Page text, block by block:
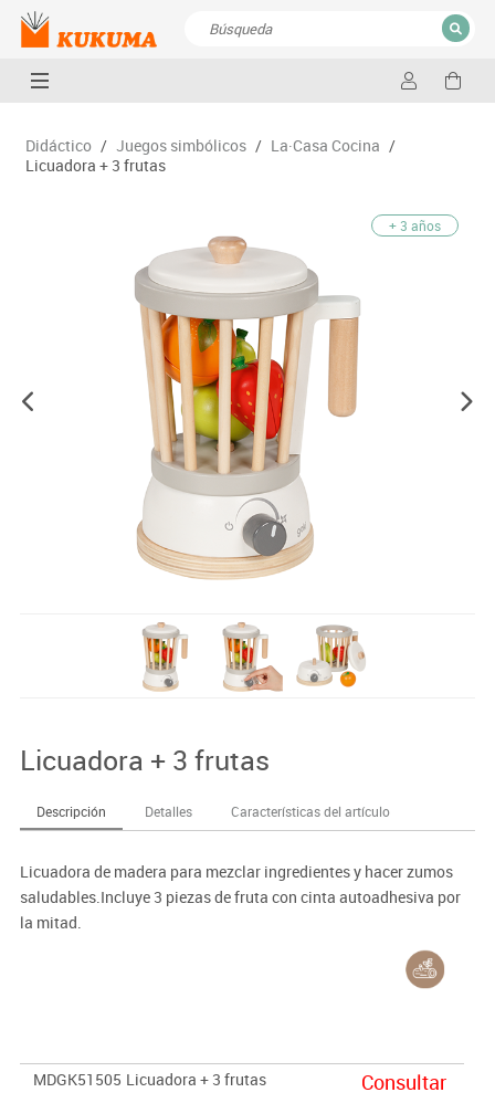
CERRAR
Didáctico / Juegos simbólicos / La·Casa Cocina /
Licuadora + 3 frutas
+ 3 años
Licuadora + 3 frutas
Descripción Detalles Características del artículo
Licuadora de madera para mezclar ingredientes y hacer zumos
saludables.Incluye 3 piezas de fruta con cinta autoadhesiva por
la mitad.
MDGK51505 Licuadora + 3 frutas
Consultar